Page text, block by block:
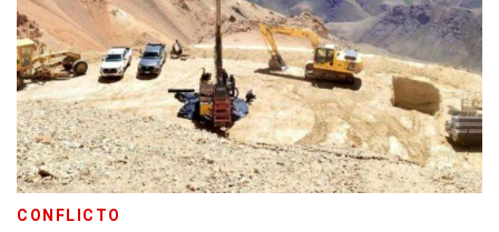
CONFLICTO